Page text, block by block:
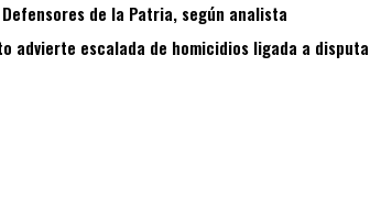
de la Patria, según analista
advierte escalada de homicidios ligada a disputa